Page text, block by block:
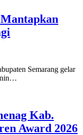
Semarang gelar
Kab.
Award 2026